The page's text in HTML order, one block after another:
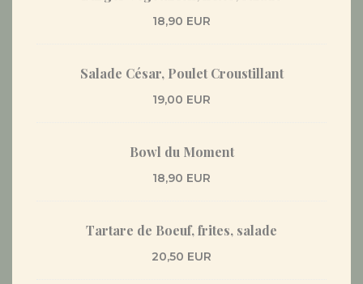
18,90 EUR
Salade César, Poulet Croustillant
19,00 EUR
Bowl du Moment
18,90 EUR
Tartare de Boeuf, frites, salade
20,50 EUR